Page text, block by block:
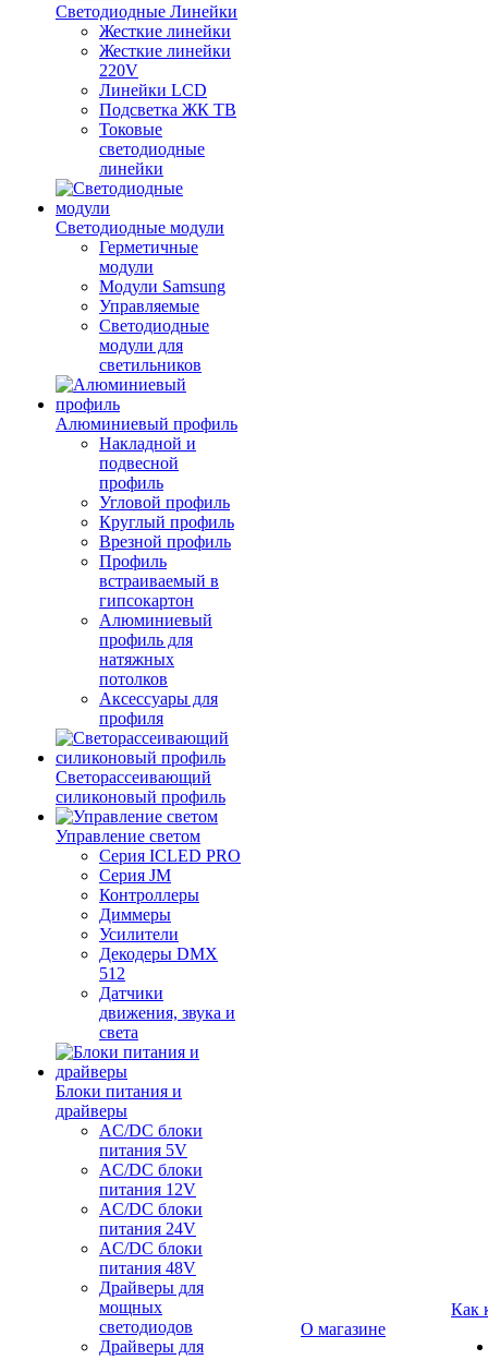
Светодиодные Линейки
Жесткие линейки
Жесткие линейки
220V
Линейки LCD
Подсветка ЖК ТВ
Токовые
светодиодные
линейки
Светодиодные модули
Герметичные
модули
Модули Samsung
Управляемые
Светодиодные
модули для
светильников
Алюминиевый профиль
Накладной и
подвесной
профиль
Угловой профиль
Круглый профиль
Врезной профиль
Профиль
встраиваемый в
гипсокартон
Алюминиевый
профиль для
натяжных
потолков
Аксессуары для
профиля
Светорассеивающий
силиконовый профиль
Управление светом
Серия ICLED PRO
Серия JM
Контроллеры
Диммеры
Усилители
Декодеры DMX
512
Датчики
движения, звука и
света
Блоки питания и
драйверы
AC/DC блоки
питания 5V
AC/DC блоки
питания 12V
AC/DC блоки
питания 24V
AC/DC блоки
питания 48V
Драйверы для
мощных
светодиодов
Драйверы для
О магазине
Как